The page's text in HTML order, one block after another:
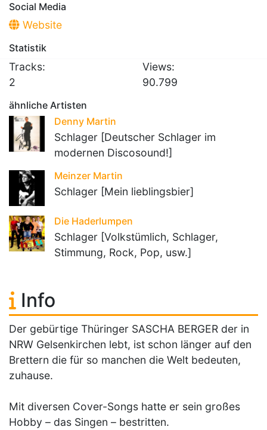
Social Media
Website
Statistik
Tracks:
2
Views:
90.799
ähnliche Artisten
Denny Martin
Schlager [Deutscher Schlager im
modernen Discosound!]
Meinzer Martin
Schlager [Mein lieblingsbier]
Die Haderlumpen
Schlager [Volkstümlich, Schlager,
Stimmung, Rock, Pop, usw.]
Info
Der gebürtige Thüringer SASCHA BERGER der in
NRW Gelsenkirchen lebt, ist schon länger auf den
Brettern die für so manchen die Welt bedeuten,
zuhause.
Mit diversen Cover-Songs hatte er sein großes
Hobby – das Singen – bestritten.